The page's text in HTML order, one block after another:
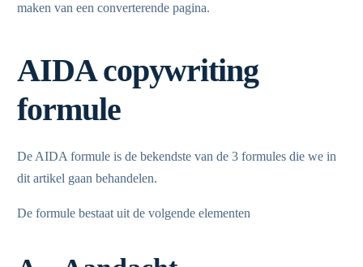
maken van een converterende pagina.
AIDA copywriting
formule
De AIDA formule is de bekendste van de 3 formules die we in
dit artikel gaan behandelen.
De formule bestaat uit de volgende elementen